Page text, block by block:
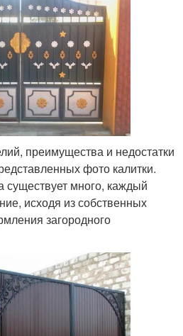
преимущества и недостатки
фото калитки.
существует много, каждый
исходя из собственных
загородного